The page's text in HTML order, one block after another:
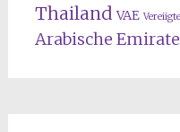
Thailand VAE
Arabische Emirate